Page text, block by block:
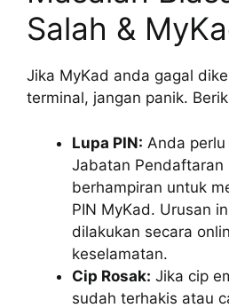
Salah &
Jika MyKad anda gagal
terminal, jangan panik.
Lupa PIN: Anda
Jabatan Pendaftaran
berhampiran untuk
PIN MyKad. Urusan
dilakukan secara
keselamatan.
Cip Rosak: Jika cip
sudah terhakis atau